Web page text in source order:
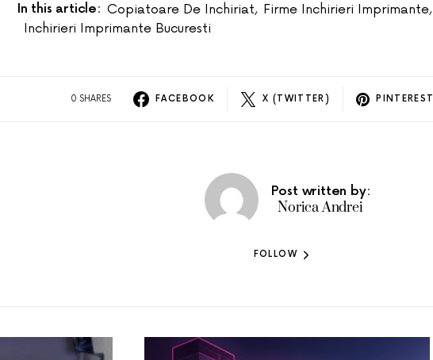
In this article: Copiatoare De Inchiriat, Firme Inchirieri Imprimante,
Inchirieri Imprimante Bucuresti
0 SHARES FACEBOOK X (TWITTER) PINTEREST
Post written by:
Norica Andrei
FOLLOW